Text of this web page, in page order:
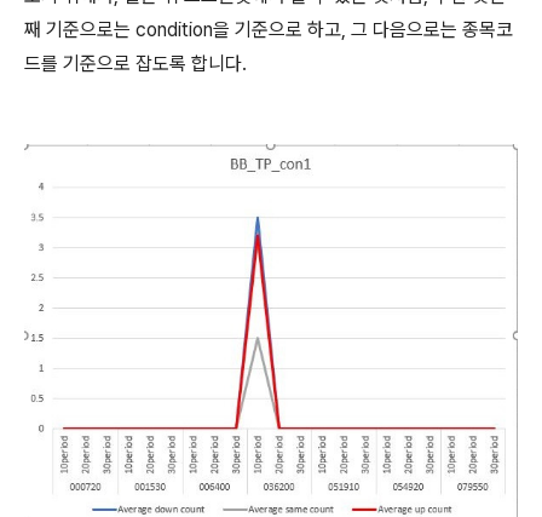
째 기준으로는 condition을 기준으로 하고, 그 다음으로는 종목코
드를 기준으로 잡도록 합니다.